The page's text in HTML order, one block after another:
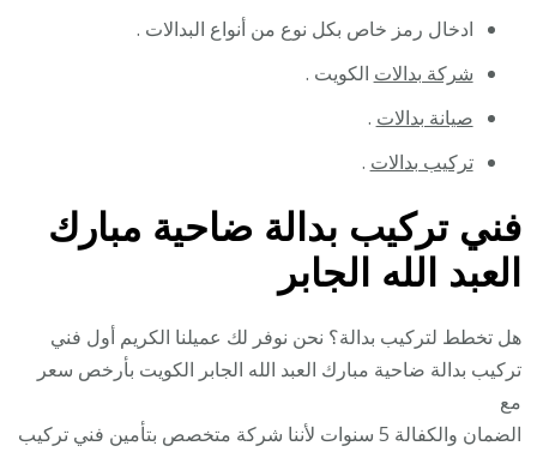
ادخال رمز خاص بكل نوع من أنواع البدالات .
شركة بدالات الكويت .
صيانة بدالات .
تركيب بدالات .
فني تركيب بدالة ضاحية مبارك
العبد الله الجابر
هل تخطط لتركيب بدالة؟ نحن نوفر لك عميلنا الكريم أول فني
تركيب بدالة ضاحية مبارك العبد الله الجابر الكويت بأرخص سعر
مع
الضمان والكفالة 5 سنوات لأننا شركة متخصص بتأمين فني تركيب